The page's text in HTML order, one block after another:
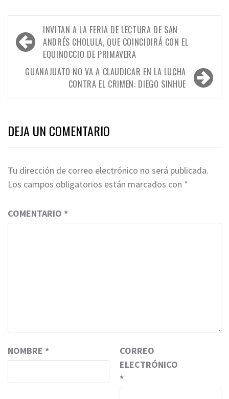
Navegación
de
entradas
INVITAN A LA FERIA DE LECTURA DE SAN
ANDRÉS CHOLULA, QUE COINCIDIRÁ CON EL
EQUINOCCIO DE PRIMAVERA
GUANAJUATO NO VA A CLAUDICAR EN LA LUCHA
CONTRA EL CRIMEN: DIEGO SINHUE
DEJA UN COMENTARIO
Tu dirección de correo electrónico no será publicada.
Los campos obligatorios están marcados con *
COMENTARIO *
NOMBRE *
CORREO
ELECTRÓNICO
*